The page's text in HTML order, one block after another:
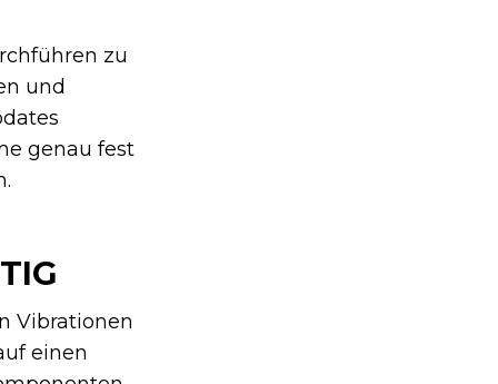
zu
und
genau fest
Vibrationen
einen